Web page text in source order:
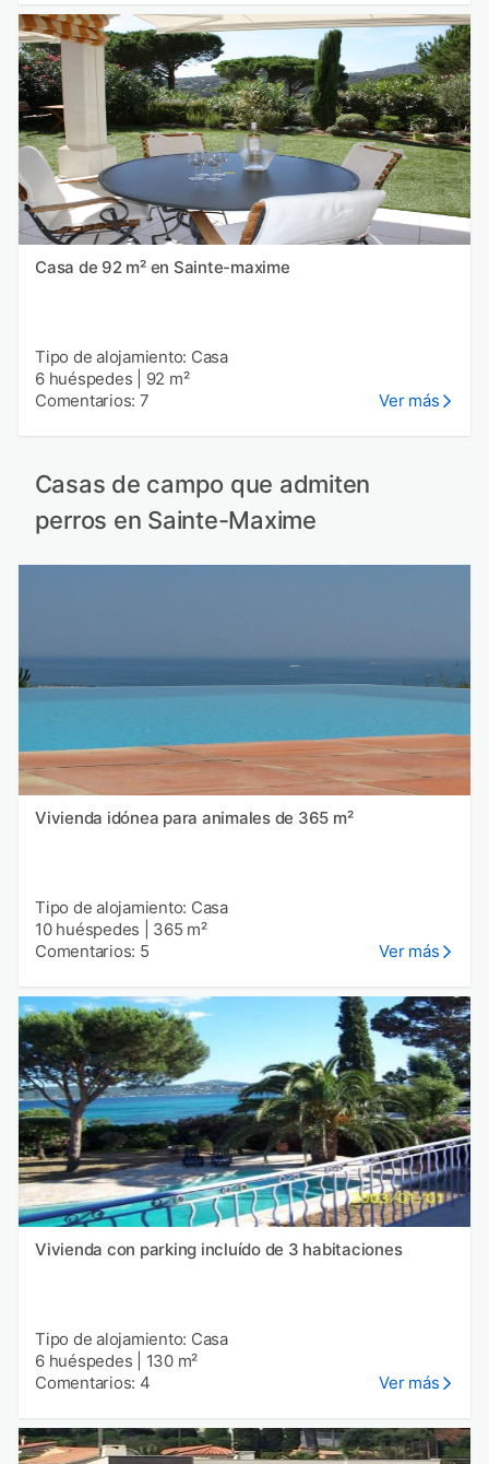
Casa de 92 m² en Sainte-maxime
Tipo de alojamiento: Casa
6 huéspedes
92 m²
Comentarios: 7
Ver más
Casas de campo que admiten
perros en Sainte-Maxime
Vivienda idónea para animales de 365 m²
Tipo de alojamiento: Casa
10 huéspedes
365 m²
Comentarios: 5
Ver más
Vivienda con parking incluído de 3 habitaciones
Tipo de alojamiento: Casa
6 huéspedes
130 m²
Comentarios: 4
Ver más